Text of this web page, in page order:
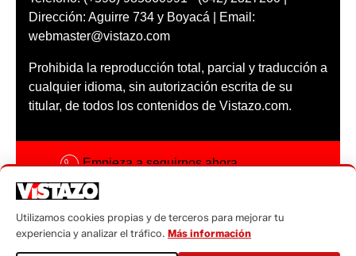
Dirección: Aguirre 734 y Boyacá | Email:
webmaster@vistazo.com
Prohibida la reproducción total, parcial y traducción a
cualquier idioma, sin autorización escrita de su
titular, de todos los contenidos de Vistazo.com.
Empieza a seguirnos ahora
Código ética
Sugerencias a:
Utilizamos cookies propias y de terceros para mejorar tu
experiencia y analizar el tráfico. Más información